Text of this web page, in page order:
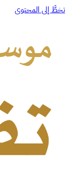
تخطَّ إلى المحتوى